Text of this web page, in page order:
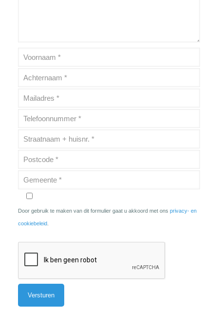
Door gebruik te maken van dit formulier gaat u akkoord met ons privacy- en
cookiebeleid.